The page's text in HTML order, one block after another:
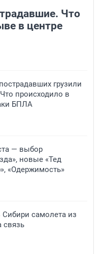
Что
в центре
грузили
происходило в
БПЛА
— выбор
новые «Тед
«Одержимость»
самолета из
связь